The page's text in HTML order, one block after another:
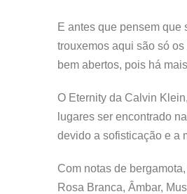
E antes que pensem
trouxemos aqui são só
bem abertos, pois há
O Eternity da Calvin
lugares ser encontrado
devido a sofisticação e a
Com notas de
Rosa Branca, Âmbar,